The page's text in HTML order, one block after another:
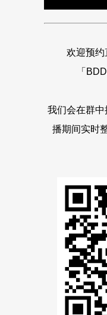
欢迎预约
「
我们会在群
播期间实时